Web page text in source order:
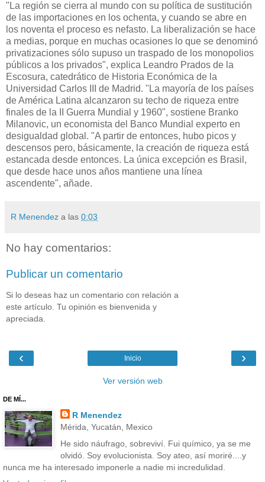
"La región se cierra al mundo con su política de sustitución
de las importaciones en los ochenta, y cuando se abre en
los noventa el proceso es nefasto. La liberalización se hace
a medias, porque en muchas ocasiones lo que se denominó
privatizaciones sólo supuso un traspado de los monopolios
públicos a los privados", explica Leandro Prados de la
Escosura, catedrático de Historia Económica de la
Universidad Carlos III de Madrid. "La mayoría de los países
de América Latina alcanzaron su techo de riqueza entre
finales de la II Guerra Mundial y 1960", sostiene Branko
Milanovic, un economista del Banco Mundial experto en
desigualdad global. "A partir de entonces, hubo picos y
descensos pero, básicamente, la creación de riqueza está
estancada desde entonces. La única excepción es Brasil,
que desde hace unos años mantiene una línea
ascendente", añade.
R Menendez a las 0:03
No hay comentarios:
Publicar un comentario
Si lo deseas haz un comentario con relación a
este artículo. Tu opinión es bienvenida y
apreciada.
‹ ›
Inicio
Ver versión web
DE MÍ...
R Menendez
Mérida, Yucatán, Mexico
He sido náufrago, sobreviví. Fui químico, ya se me
olvidó. Soy evolucionista. Soy ateo, así moriré....y
nunca me ha interesado imponerle a nadie mi incredulidad.